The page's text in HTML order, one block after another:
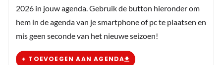
paar jaar terug voorspeld dat het voor crashes
zou zorgen. Dit was zeker niet de eerste crash
2026 in jouw agenda. Gebruik de button hieronder om
hem in de agenda van je smartphone of pc te plaatsen en
mis geen seconde van het nieuwe seizoen!
+ TOEVOEGEN AAN AGENDA